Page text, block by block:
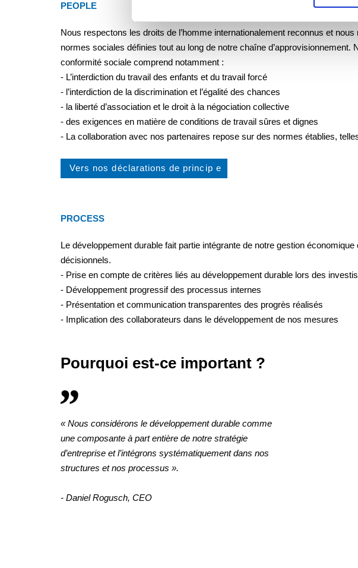
PEOPLE
Nous respectons les droits de l’homme internationalement reconnus et
normes sociales définies tout au long de notre chaîne d’approvisionnement.
conformité sociale comprend notamment :
- L’interdiction du travail des enfants et du travail forcé
- l’interdiction de la discrimination et l’égalité des chances
- la liberté d’association et le droit à la négociation collective
- des exigences en matière de conditions de travail sûres et dignes
- La collaboration avec nos partenaires repose sur des normes établies,
Vers nos déclarations de princip e
PROCESS
Le développement durable fait partie intégrante de notre gestion
décisionnels.
- Prise en compte de critères liés au développement durable lors des
- Développement progressif des processus internes
- Présentation et communication transparentes des progrès réalisés
- Implication des collaborateurs dans le développement de nos mesures
Pourquoi est-ce important ?
«Nous considérons le développement durable comme
une composante à part entière de notre stratégie
d’entreprise et l’intégrons systématiquement dans nos
structures et nos processus ».
- Daniel Rogusch, CEO